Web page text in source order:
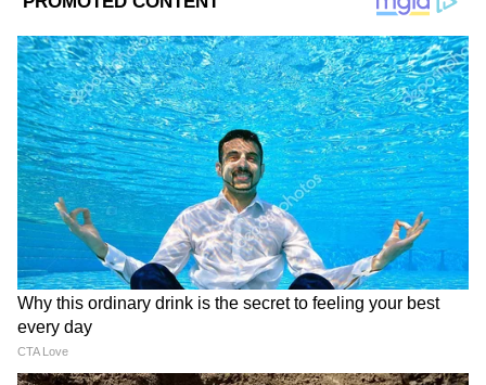
এর্টিগা গাড়িটি ১৭,৪৪১ ইউনিট বিক্রি হয়েছে
এর ফলে এটি সেপ্টেম্বর ২০২৪ সালে বিক্রয়
তালিকায় শীর্ষ স্থান দখল করেছে।